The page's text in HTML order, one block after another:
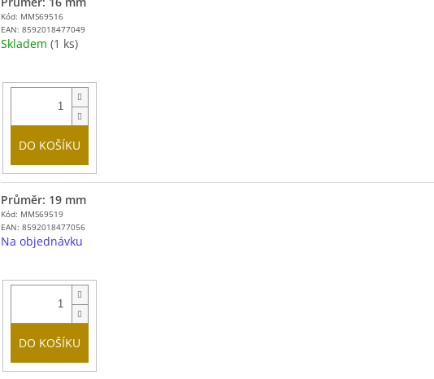
Kód: MMS69516
EAN: 8592018477049
Skladem (1 ks)
DO KOŠÍKU
Kód: MMS69519
EAN: 8592018477056
Průměr: 19 mm
Na objednávku
DO KOŠÍKU